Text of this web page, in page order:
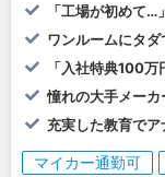
「工場が初めて
ワンルームにタ
「入社特典100
憧れの大手メー
充実した教育で
マイカー通勤可